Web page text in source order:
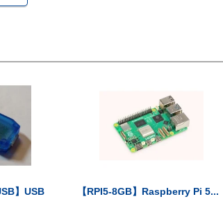
】USB
【RPI5-8GB】Raspberry Pi 5...